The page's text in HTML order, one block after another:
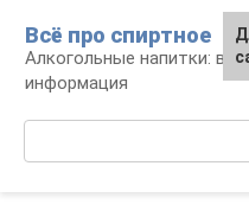
контенту
Всё про спиртное
Алкогольные напитки:
информация